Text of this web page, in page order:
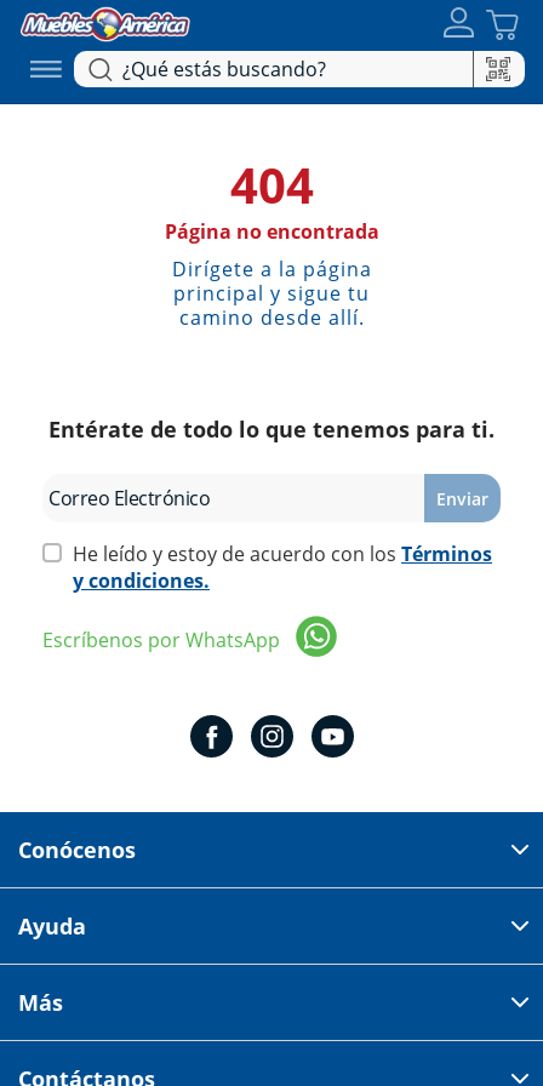
404
Página no encontrada
Dirígete a la página
principal y sigue tu
camino desde allí.
Entérate de todo lo que tenemos para ti.
Enviar
He leído y estoy de acuerdo con los Términos
y condiciones.
Escríbenos por WhatsApp
Conócenos
Av 18 de marzo # 309. Colonia la Nogalera.
Tiendas
Ayuda
Centro de ayuda
Más
Contáctanos